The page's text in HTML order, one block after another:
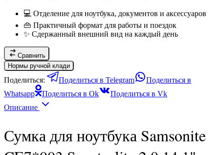
💻 Отделение для ноутбука, документов и аксессуаров
👜 Практичный формат для работы и поездок
✨ Сдержанный внешний вид на каждый день
Сравнить
Нормы ручной клади
Поделиться: Поделиться в Telegram
Поделиться в
Whatsapp
Поделиться в Ok
Поделиться в Vk
Описание
Сумка для ноутбука Samsonite